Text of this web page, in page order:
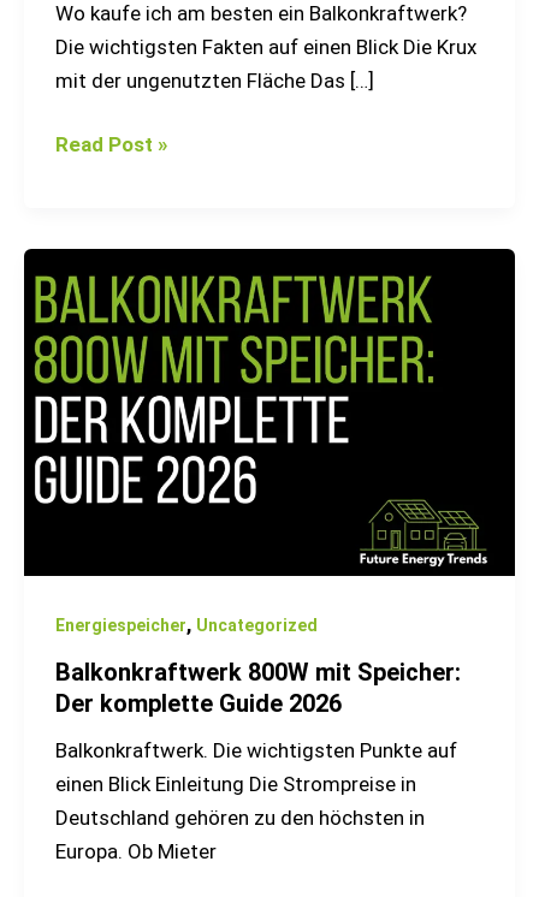
Wo kaufe ich am besten ein Balkonkraftwerk?
Die wichtigsten Fakten auf einen Blick Die Krux
mit der ungenutzten Fläche Das […]
Read Post »
Energiespeicher, Uncategorized
Balkonkraftwerk 800W mit Speicher:
Der komplette Guide 2026
Balkonkraftwerk. Die wichtigsten Punkte auf
einen Blick Einleitung Die Strompreise in
Deutschland gehören zu den höchsten in
Europa. Ob Mieter
800W
mit
Speicher:
Der
komplette
Guide
2026